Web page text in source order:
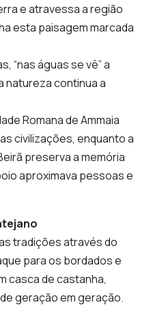
e atravessa a região
esta paisagem marcada
“nas águas se vê” a
natureza continua a
Romana de Ammaia
civilizações, enquanto a
preserva a memória
aproximava pessoas e
tradições através do
para os bordados e
casca de castanha,
geração em geração.